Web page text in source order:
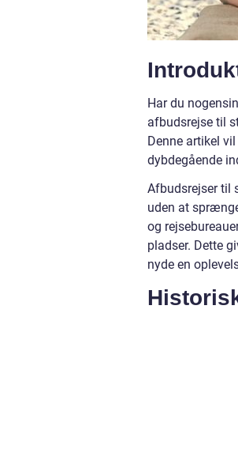
Har du
afbudsrejse til
Denne artikel
dybdegående
Afbudsrejser til
uden at
og
pladser. Dette
nyde en